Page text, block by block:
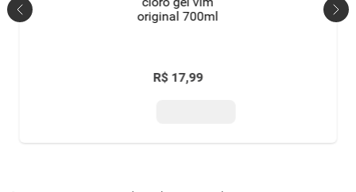
original 700ml
R$ 17,99